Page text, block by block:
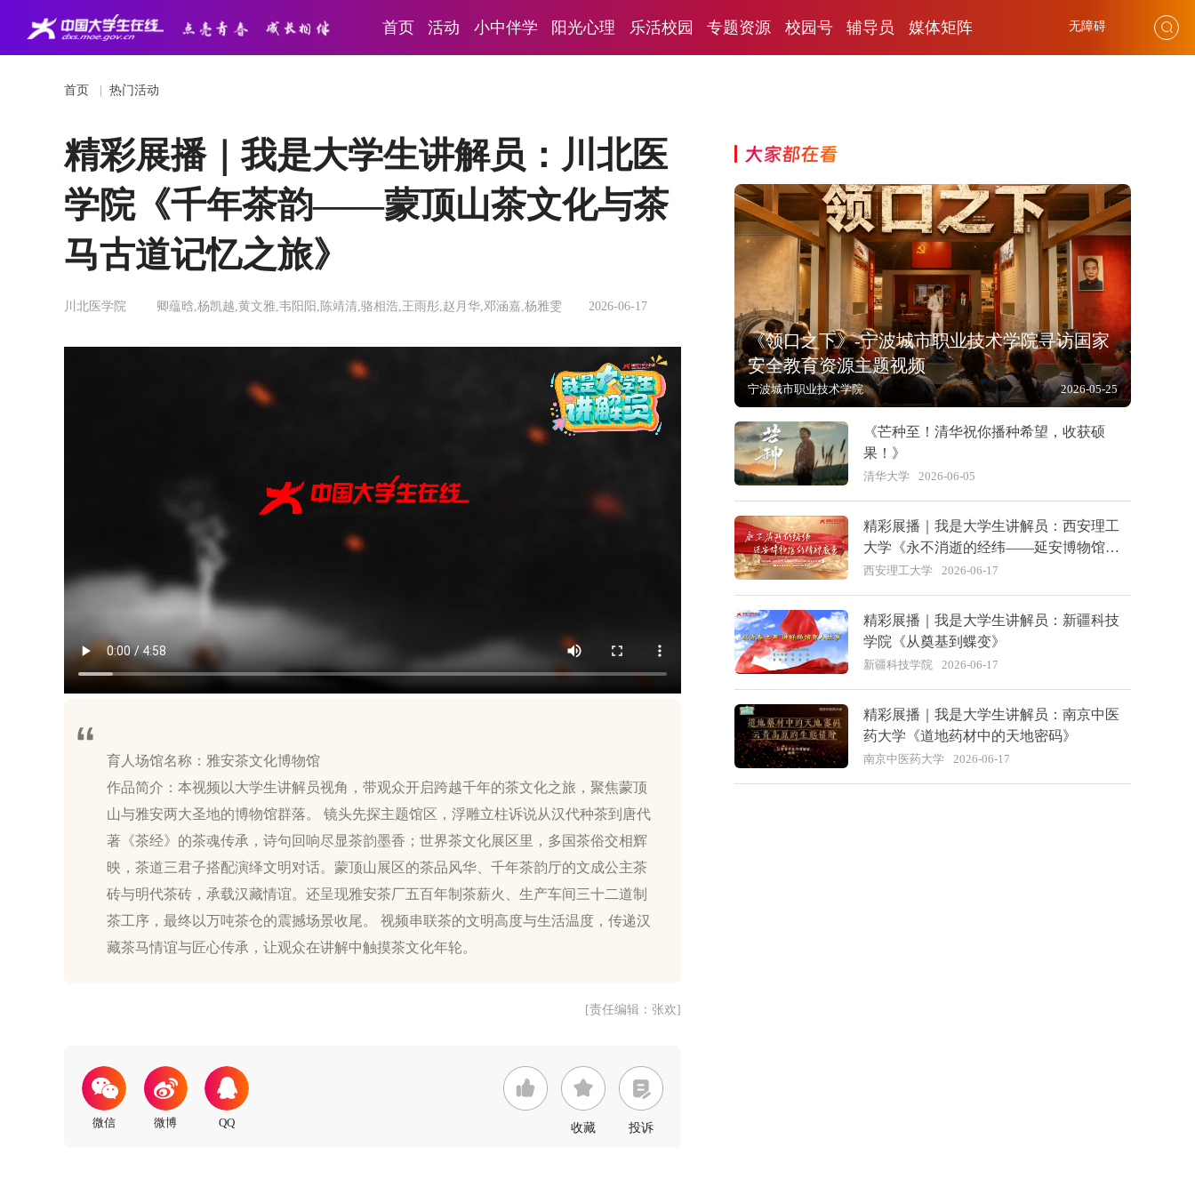
首页 活动 小中伴学 阳光心理 乐活校园 专题资源 校园号 辅导员 媒体矩阵 无障碍
首页 热门活动
精彩展播｜我是大学生讲解员：川北医
学院《千年茶韵——蒙顶山茶文化与茶
马古道记忆之旅》
川北医学院 卿蕴晗,杨凯越,黄文雅,韦阳阳,陈靖清,骆相浩,王雨彤,赵月华,邓涵嘉,杨雅雯 2026-06-17
育人场馆名称：雅安茶文化博物馆
作品简介：本视频以大学生讲解员视角，带观众开启跨越千年的茶文化之旅，聚焦蒙顶
山与雅安两大圣地的博物馆群落。 镜头先探主题馆区，浮雕立柱诉说从汉代种茶到唐代
著《茶经》的茶魂传承，诗句回响尽显茶韵墨香；世界茶文化展区里，多国茶俗交相辉
映，茶道三君子搭配演绎文明对话。蒙顶山展区的茶品风华、千年茶韵厅的文成公主茶
砖与明代茶砖，承载汉藏情谊。还呈现雅安茶厂五百年制茶薪火、生产车间三十二道制
茶工序，最终以万吨茶仓的震撼场景收尾。 视频串联茶的文明高度与生活温度，传递汉
[责任编辑：张欢]
收藏 投诉
大家都在看
《领口之下》-宁波城市职业技术学院寻访国家
安全教育资源主题视频
宁波城市职业技术学院 2026-05-25
《芒种至！清华祝你播种希望，收获硕
果！》
清华大学 2026-06-05
精彩展播｜我是大学生讲解员：西安理工
大学《永不消逝的经纬——延安博物馆的
精神底色》
西安理工大学 2026-06-17
精彩展播｜我是大学生讲解员：新疆科技
学院《从奠基到蝶变》
新疆科技学院 2026-06-17
精彩展播｜我是大学生讲解员：南京中医
药大学《道地药材中的天地密码》
南京中医药大学 2026-06-17